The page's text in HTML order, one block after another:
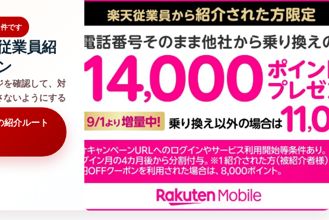
です
業員紹
を確認して、対
ないようにする
紹介ルート